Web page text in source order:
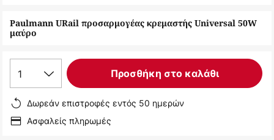
συλλογής
εικόνων
Paulmann URail προσαρμογέας κρεμαστής Universal 50W
μαύρο
1 Προσθήκη στο καλάθι
Δωρεάν επιστροφές εντός 50 ημερών
Ασφαλείς πληρωμές